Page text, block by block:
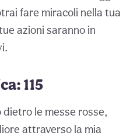
fare miracoli nella tua
azioni saranno in
115
le messe rosse,
attraverso la mia